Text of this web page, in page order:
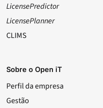
LicensePredictor
LicensePlanner
CLIMS
Sobre o Open iT
Perfil da empresa
Gestão